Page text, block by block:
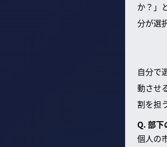
か？」
分が選
自分で
動させ
割を担
Q. 部下
個人の